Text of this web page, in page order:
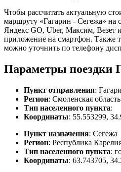
Чтобы рассчитать актуальную
маршруту «Гагарин - Сегежа» на
Яндекс GO, Uber, Максим, Везет
приложение на смартфон. Также
можно уточнить по телефону
Параметры поездки
Пункт отправления:
Регион: Смоленская область
Тип населенного пункта:
Координаты: 55.553299,
Пункт назначения: Сегежа
Регион: Республика
Тип населенного пункта:
Координаты: 63.743705,